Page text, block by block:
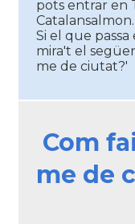
pots entrar en
Catalansalmon.
Si el que
mira't el
me de ciutat?'
Com
me de